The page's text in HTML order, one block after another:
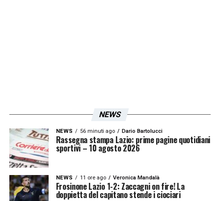
NEWS
NEWS 56 minuti ago Dario Bartolucci
Rassegna stampa Lazio: prime pagine quotidiani
sportivi – 10 agosto 2026
NEWS 11 ore ago Veronica Mandalà
Frosinone Lazio 1-2: Zaccagni on fire! La
doppietta del capitano stende i ciociari